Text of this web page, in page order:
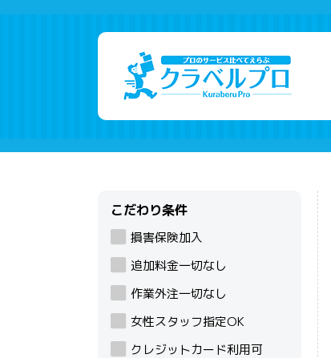
こだわり条件
損害保険加入
追加料金一切なし
作業外注一切なし
女性スタッフ指定OK
クレジットカード利用可